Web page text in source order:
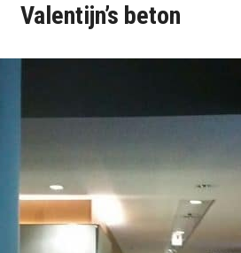
Valentijn’s beton